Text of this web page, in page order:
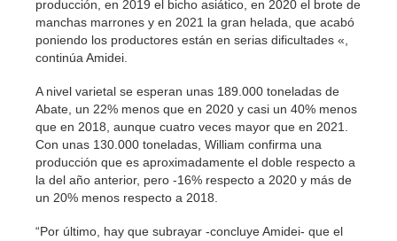
producción, en 2019 el bicho asiático, en 2020 el brote de
manchas marrones y en 2021 la gran helada, que acabó
poniendo los productores están en serias dificultades «,
continúa Amidei.
A nivel varietal se esperan unas 189.000 toneladas de
Abate, un 22% menos que en 2020 y casi un 40% menos
que en 2018, aunque cuatro veces mayor que en 2021.
Con unas 130.000 toneladas, William confirma una
producción que es aproximadamente el doble respecto a
la del año anterior, pero -16% respecto a 2020 y más de
un 20% menos respecto a 2018.
“Por último, hay que subrayar -concluye Amidei- que el